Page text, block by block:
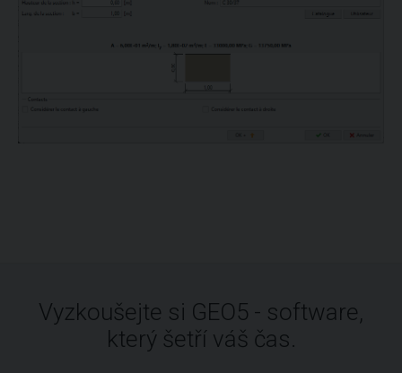
Vyzkoušejte si GEO5 - software,
který šetří váš čas.